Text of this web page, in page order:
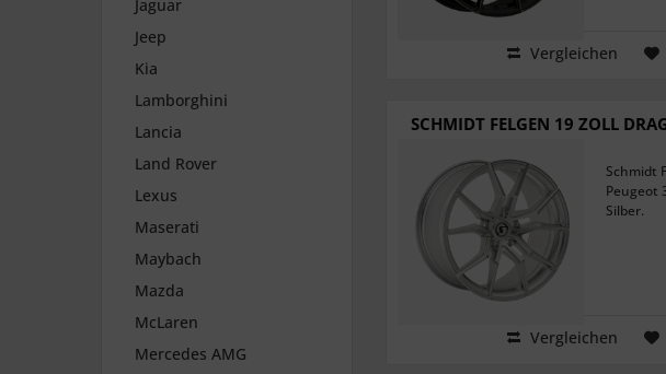
Jaguar
Jeep
Kia
Lamborghini
Lancia
Land Rover
Lexus
Maserati
Maybach
Mazda
McLaren
Mercedes AMG
Vergleichen
SCHMIDT FELGEN 19 ZOLL
Schmidt
Peugeot
Silber.
Vergleichen